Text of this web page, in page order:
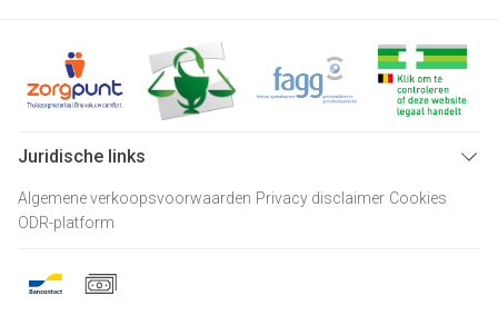
Juridische links
Algemene verkoopsvoorwaarden Privacy disclaimer Cookies
ODR-platform